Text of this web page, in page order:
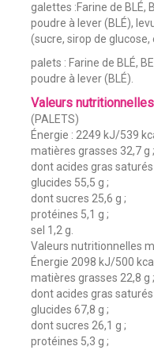
galettes :Farine de BLÉ,
poudre à lever (BLÉ),
(sucre, sirop de glucose,
palets : Farine de BLÉ,
poudre à lever (BLÉ).
Valeurs
(PALETS)
Énergie : 2249 kJ/539
matières grasses 32,7 g ;
dont acides gras saturés
glucides 55,5 g ;
dont sucres 25,6 g ;
protéines 5,1 g ;
sel 1,2 g.
Valeurs nutritionnelles
Énergie 2098 kJ/500
matières grasses 22,8 g ;
dont acides gras saturés
glucides 67,8 g ;
dont sucres 26,1 g ;
protéines 5,3 g ;